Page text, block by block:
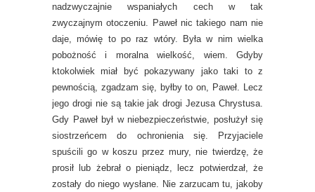
nadzwyczajnie wspaniałych cech w tak
zwyczajnym otoczeniu. Paweł nic takiego nam nie
daje, mówię to po raz wtóry. Była w nim wielka
pobożność i moralna wielkość, wiem. Gdyby
ktokolwiek miał być pokazywany jako taki to z
pewnością, zgadzam się, byłby to on, Paweł. Lecz
jego drogi nie są takie jak drogi Jezusa Chrystusa.
Gdy Paweł był w niebezpieczeństwie, posłużył się
siostrzeńcem do ochronienia się. Przyjaciele
spuścili go w koszu przez mury, nie twierdzę, że
prosił lub żebrał o pieniądz, lecz potwierdzał, że
zostały do niego wysłane. Nie zarzucam tu, jakoby